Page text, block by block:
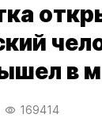
в
169414